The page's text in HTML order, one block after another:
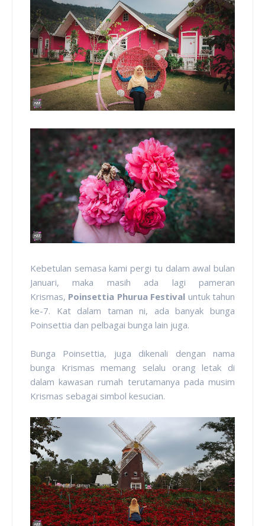
Kebetulan semasa kami pergi tu dalam awal bulan
Januari, maka masih ada lagi pameran
Krismas, Poinsettia Phurua Festival untuk tahun
ke-7. Kat dalam taman ni, ada banyak bunga
Poinsettia dan pelbagai bunga lain juga.
Bunga Poinsettia, juga dikenali dengan nama
bunga Krismas memang selalu orang letak di
dalam kawasan rumah terutamanya pada musim
Krismas sebagai simbol kesucian.